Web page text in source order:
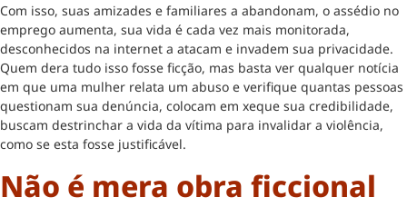
Com isso, suas amizades e familiares a abandonam, o assédio no
emprego aumenta, sua vida é cada vez mais monitorada,
desconhecidos na internet a atacam e invadem sua privacidade.
Quem dera tudo isso fosse ficção, mas basta ver qualquer notícia
em que uma mulher relata um abuso e verifique quantas pessoas
questionam sua denúncia, colocam em xeque sua credibilidade,
buscam destrinchar a vida da vítima para invalidar a violência,
como se esta fosse justificável.
Não é mera obra ficcional